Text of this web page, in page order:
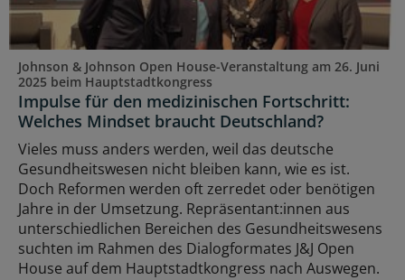
Johnson & Johnson Open House-Veranstaltung am 26. Juni
2025 beim Hauptstadtkongress
Impulse für den medizinischen Fortschritt:
Welches Mindset braucht Deutschland?
Vieles muss anders werden, weil das deutsche
Gesundheitswesen nicht bleiben kann, wie es ist.
Doch Reformen werden oft zerredet oder benötigen
Jahre in der Umsetzung. Repräsentant:innen aus
unterschiedlichen Bereichen des Gesundheitswesens
suchten im Rahmen des Dialogformates J&J Open
House auf dem Hauptstadtkongress nach Auswegen.